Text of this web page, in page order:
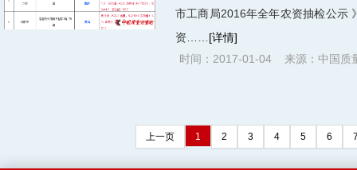
市工商局2016年全年农资抽检公
资…… [详情]
时间：2017-01-04 来源：中国质
上一页 1 2 3 4 5 6